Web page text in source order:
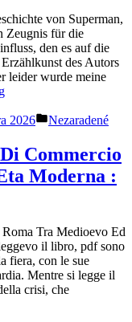
und
von Superman,
Zeugnis für die
den es auf die
des Autors
leider wurde meine
„Watchmen
(E-
PDF)“
2026
Posted
Nezaradené
Commercio
Moderna :
Tra Medioevo Ed
il libro, pdf sono
fiera, con le sue
Mentre si legge il
crisi, che